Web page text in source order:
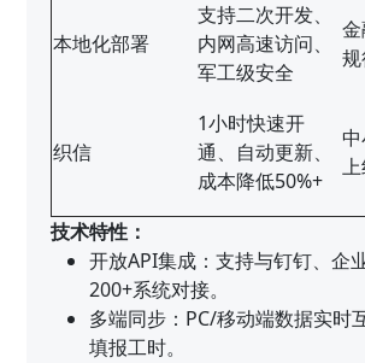
本地化部署
支持二次开发、
内网高速访问、
军工级安全
织信
1小时快速开
通、自动更新、
成本降低50%+
技术特性：
开放API集成：支持与钉钉、企
200+系统对接。
多端同步：PC/移动端数据实时
填报工时。